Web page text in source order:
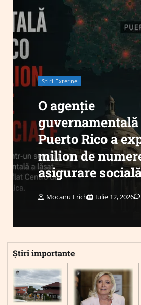
Știri Externe
O agenție
Puerto Rico a
milion de
asigurare
Mocanu Erich Iulie 12, 2026
Știri importante